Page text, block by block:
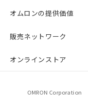
オムロンの提供価値
販売ネットワーク
オンラインストア
OMRON Corporation